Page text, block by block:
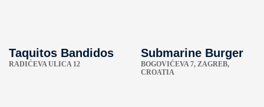
Taquitos Bandidos
RADIĆEVA ULICA 12
Submarine Burger
BOGOVIĆEVA 7, ZAGREB,
CROATIA